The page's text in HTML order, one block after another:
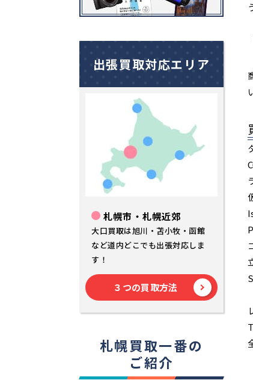
出張買取対応エリア
札幌市・札幌近郊
大口買取は旭川・苫小牧・函館
など道内どこでも出張対応しま
す！
３つの買取方法
札幌買取一番の
ご紹介